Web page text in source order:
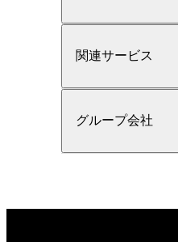
関連サービス
グループ会社